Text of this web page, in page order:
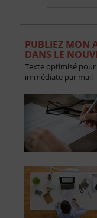
PUBLIEZ MON
DANS LE
Texte optimisé
immédiate par mail